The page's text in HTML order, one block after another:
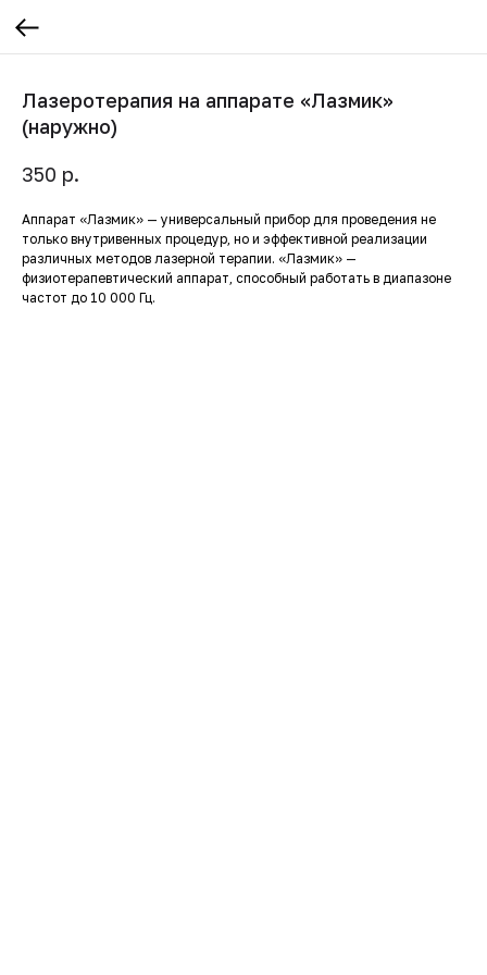
Лазеротерапия на аппарате «Лазмик»
(наружно)
350 р.
Аппарат «Лазмик» — универсальный прибор для проведения не
только внутривенных процедур, но и эффективной реализации
различных методов лазерной терапии. «Лазмик» —
физиотерапевтический аппарат, способный работать в диапазоне
частот до 10 000 Гц.